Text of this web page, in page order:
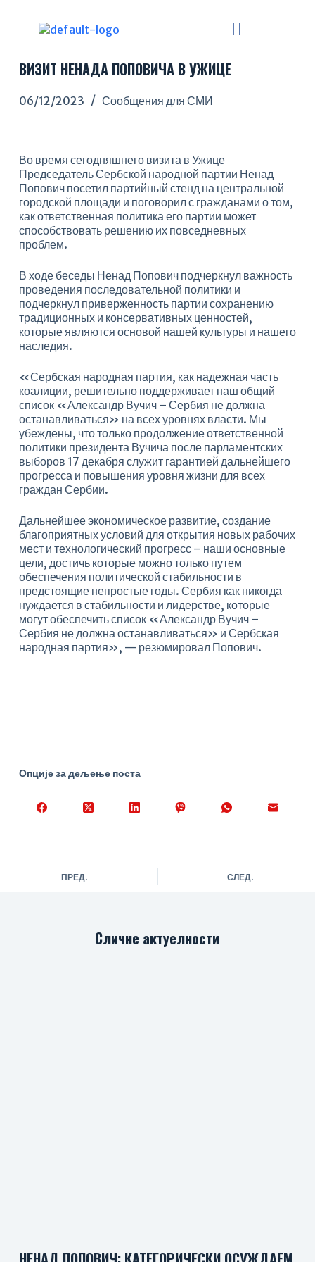
и
и
ВИЗИТ НЕНАДА ПОПОВИЧА В УЖИЦЕ
06/12/2023 Сообщения для СМИ
Во время сегодняшнего визита в Ужице
Председатель Сербской народной партии Ненад
Попович посетил партийный стенд на центральной
городской площади и поговорил с гражданами о том,
как ответственная политика его партии может
способствовать решению их повседневных
проблем.
В ходе беседы Ненад Попович подчеркнул важность
проведения последовательной политики и
подчеркнул приверженность партии сохранению
традиционных и консервативных ценностей,
которые являются основой нашей культуры и нашего
наследия.
«Сербская народная партия, как надежная часть
коалиции, решительно поддерживает наш общий
список «Александр Вучич – Сербия не должна
останавливаться» на всех уровнях власти. Мы
убеждены, что только продолжение ответственной
политики президента Вучича после парламентских
выборов 17 декабря служит гарантией дальнейшего
прогресса и повышения уровня жизни для всех
граждан Сербии.
Дальнейшее экономическое развитие, создание
благоприятных условий для открытия новых рабочих
мест и технологический прогресс – наши основные
цели, достичь которые можно только путем
обеспечения политической стабильности в
предстоящие непростые годы. Сербия как никогда
нуждается в стабильности и лидерстве, которые
могут обеспечить список «Александр Вучич –
Сербия не должна останавливаться» и Сербская
народная партия», — резюмировал Попович.
Опције за дељење поста
ПРЕД. СЛЕД.
Сличне актуелности